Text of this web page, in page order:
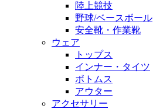
陸上競技
野球/ベースボール
安全靴・作業靴
ウェア
トップス
インナー・タイツ
ボトムス
アウター
アクセサリー